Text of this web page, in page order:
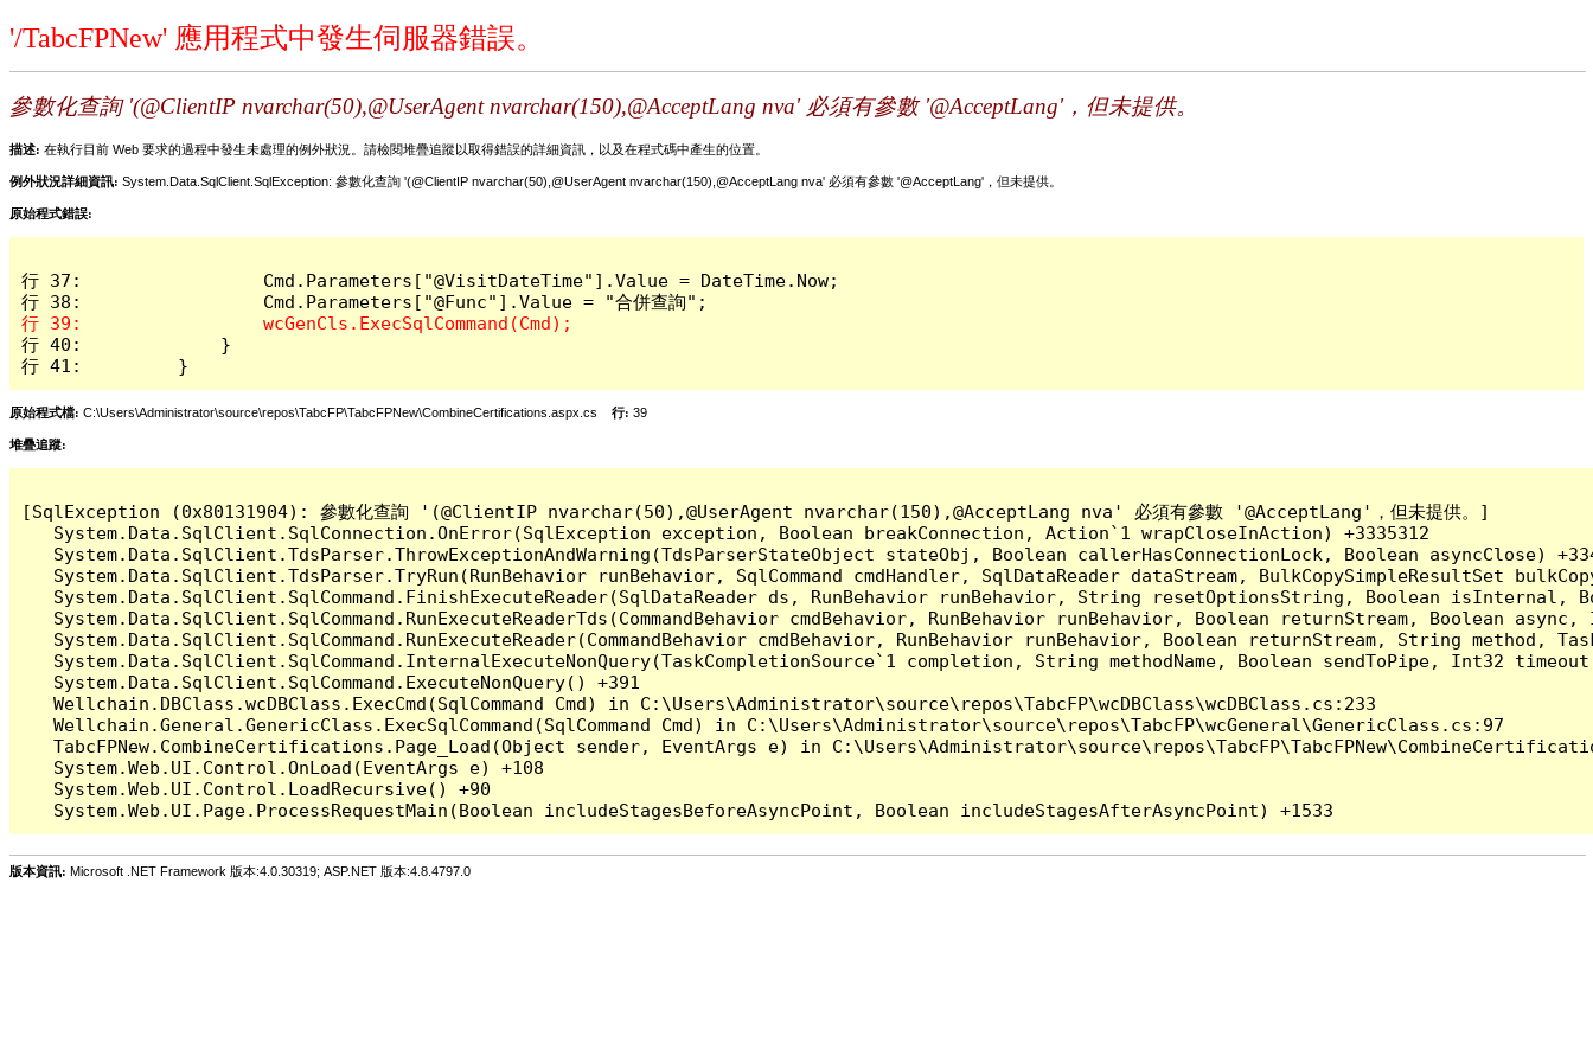
'/TabcFPNew' 應用程式中發生伺服器錯誤。
參數化查詢 '(@ClientIP nvarchar(50),@UserAgent nvarchar(150),@AcceptLang nva' 必須有參數 '@AcceptLang'，但未提供。
描述: 在執行目前 Web 要求的過程中發生未處理的例外狀況。請檢閱堆疊追蹤以取得錯誤的詳細資訊，以及在程式碼中產生的位置。
例外狀況詳細資訊: System.Data.SqlClient.SqlException: 參數化查詢 '(@ClientIP nvarchar(50),@UserAgent nvarchar(150),@AcceptLang nva' 必須有參數 '@AcceptLang'，但未提供。
原始程式錯誤:
行 37:                 Cmd.Parameters["@VisitDateTime"].Value = DateTime.Now;
行 40:             }
行 41:         }
原始程式檔: C:\Users\Administrator\source\repos\TabcFP\TabcFPNew\CombineCertifications.aspx.cs 行: 39
堆疊追蹤:
[SqlException (0x80131904): 參數化查詢 '(@ClientIP nvarchar(50),@UserAgent nvarchar(150),@AcceptLang nva' 必須有參數 '@AcceptLang'，但未提供。]
   System.Data.SqlClient.SqlConnection.OnError(SqlException exception, Boolean breakConnection, Action`1 wrapCloseInAction) +3335312
System.Data.SqlClient.TdsParser.ThrowExceptionAndWarning(TdsParserStateObject stateObj, Boolean callerHasConnectionLock, Boolean asyncClose)
System.Data.SqlClient.TdsParser.TryRun(RunBehavior runBehavior, SqlCommand cmdHandler, SqlDataReader dataStream, BulkCopySimpleResultSet
System.Data.SqlClient.SqlCommand.FinishExecuteReader(SqlDataReader ds, RunBehavior runBehavior, String resetOptionsString, Boolean
System.Data.SqlClient.SqlCommand.RunExecuteReaderTds(CommandBehavior cmdBehavior, RunBehavior runBehavior, Boolean returnStream, Boolean
System.Data.SqlClient.SqlCommand.RunExecuteReader(CommandBehavior cmdBehavior, RunBehavior runBehavior, Boolean returnStream, String method,
System.Data.SqlClient.SqlCommand.InternalExecuteNonQuery(TaskCompletionSource`1 completion, String methodName, Boolean sendToPipe, Int32
   System.Data.SqlClient.SqlCommand.ExecuteNonQuery() +391
   Wellchain.DBClass.wcDBClass.ExecCmd(SqlCommand Cmd) in C:\Users\Administrator\source\repos\TabcFP\wcDBClass\wcDBClass.cs:233
   Wellchain.General.GenericClass.ExecSqlCommand(SqlCommand Cmd) in C:\Users\Administrator\source\repos\TabcFP\wcGeneral\GenericClass.cs:97
TabcFPNew.CombineCertifications.Page_Load(Object sender, EventArgs e) in
   System.Web.UI.Control.OnLoad(EventArgs e) +108
   System.Web.UI.Control.LoadRecursive() +90
版本資訊: Microsoft .NET Framework 版本:4.0.30319; ASP.NET 版本:4.8.4797.0